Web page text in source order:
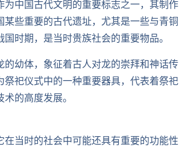
中国古代文明的重要标志之一，其制作
些重要的古代遗址，尤其是一些与青铜
时期，是当时贵族社会的重要物品。
幼体，象征着古人对龙的崇拜和神话传
祀仪式中的一种重要器具，代表着祭祀
的高度发展。
当时的社会中可能还具有重要的功能性